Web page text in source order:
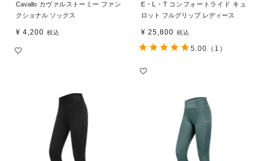
Cavallo カヴァルストーミー ファン
クショナル ソックス
¥ 4,200 税込
E・L・T コンフォートライド キュ
ロット フルグリップ レディース
¥ 25,800 税込
5.00 （1）